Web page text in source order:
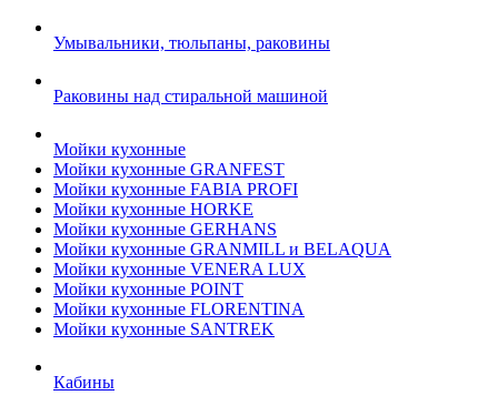
Умывальники, тюльпаны, раковины
Раковины над стиральной машиной
Мойки кухонные
Мойки кухонные GRANFEST
Мойки кухонные FABIA PROFI
Мойки кухонные HORKE
Мойки кухонные GERHANS
Мойки кухонные GRANMILL и BELAQUA
Мойки кухонные VENERA LUX
Мойки кухонные POINT
Мойки кухонные FLORENTINA
Мойки кухонные SANTREK
Кабины